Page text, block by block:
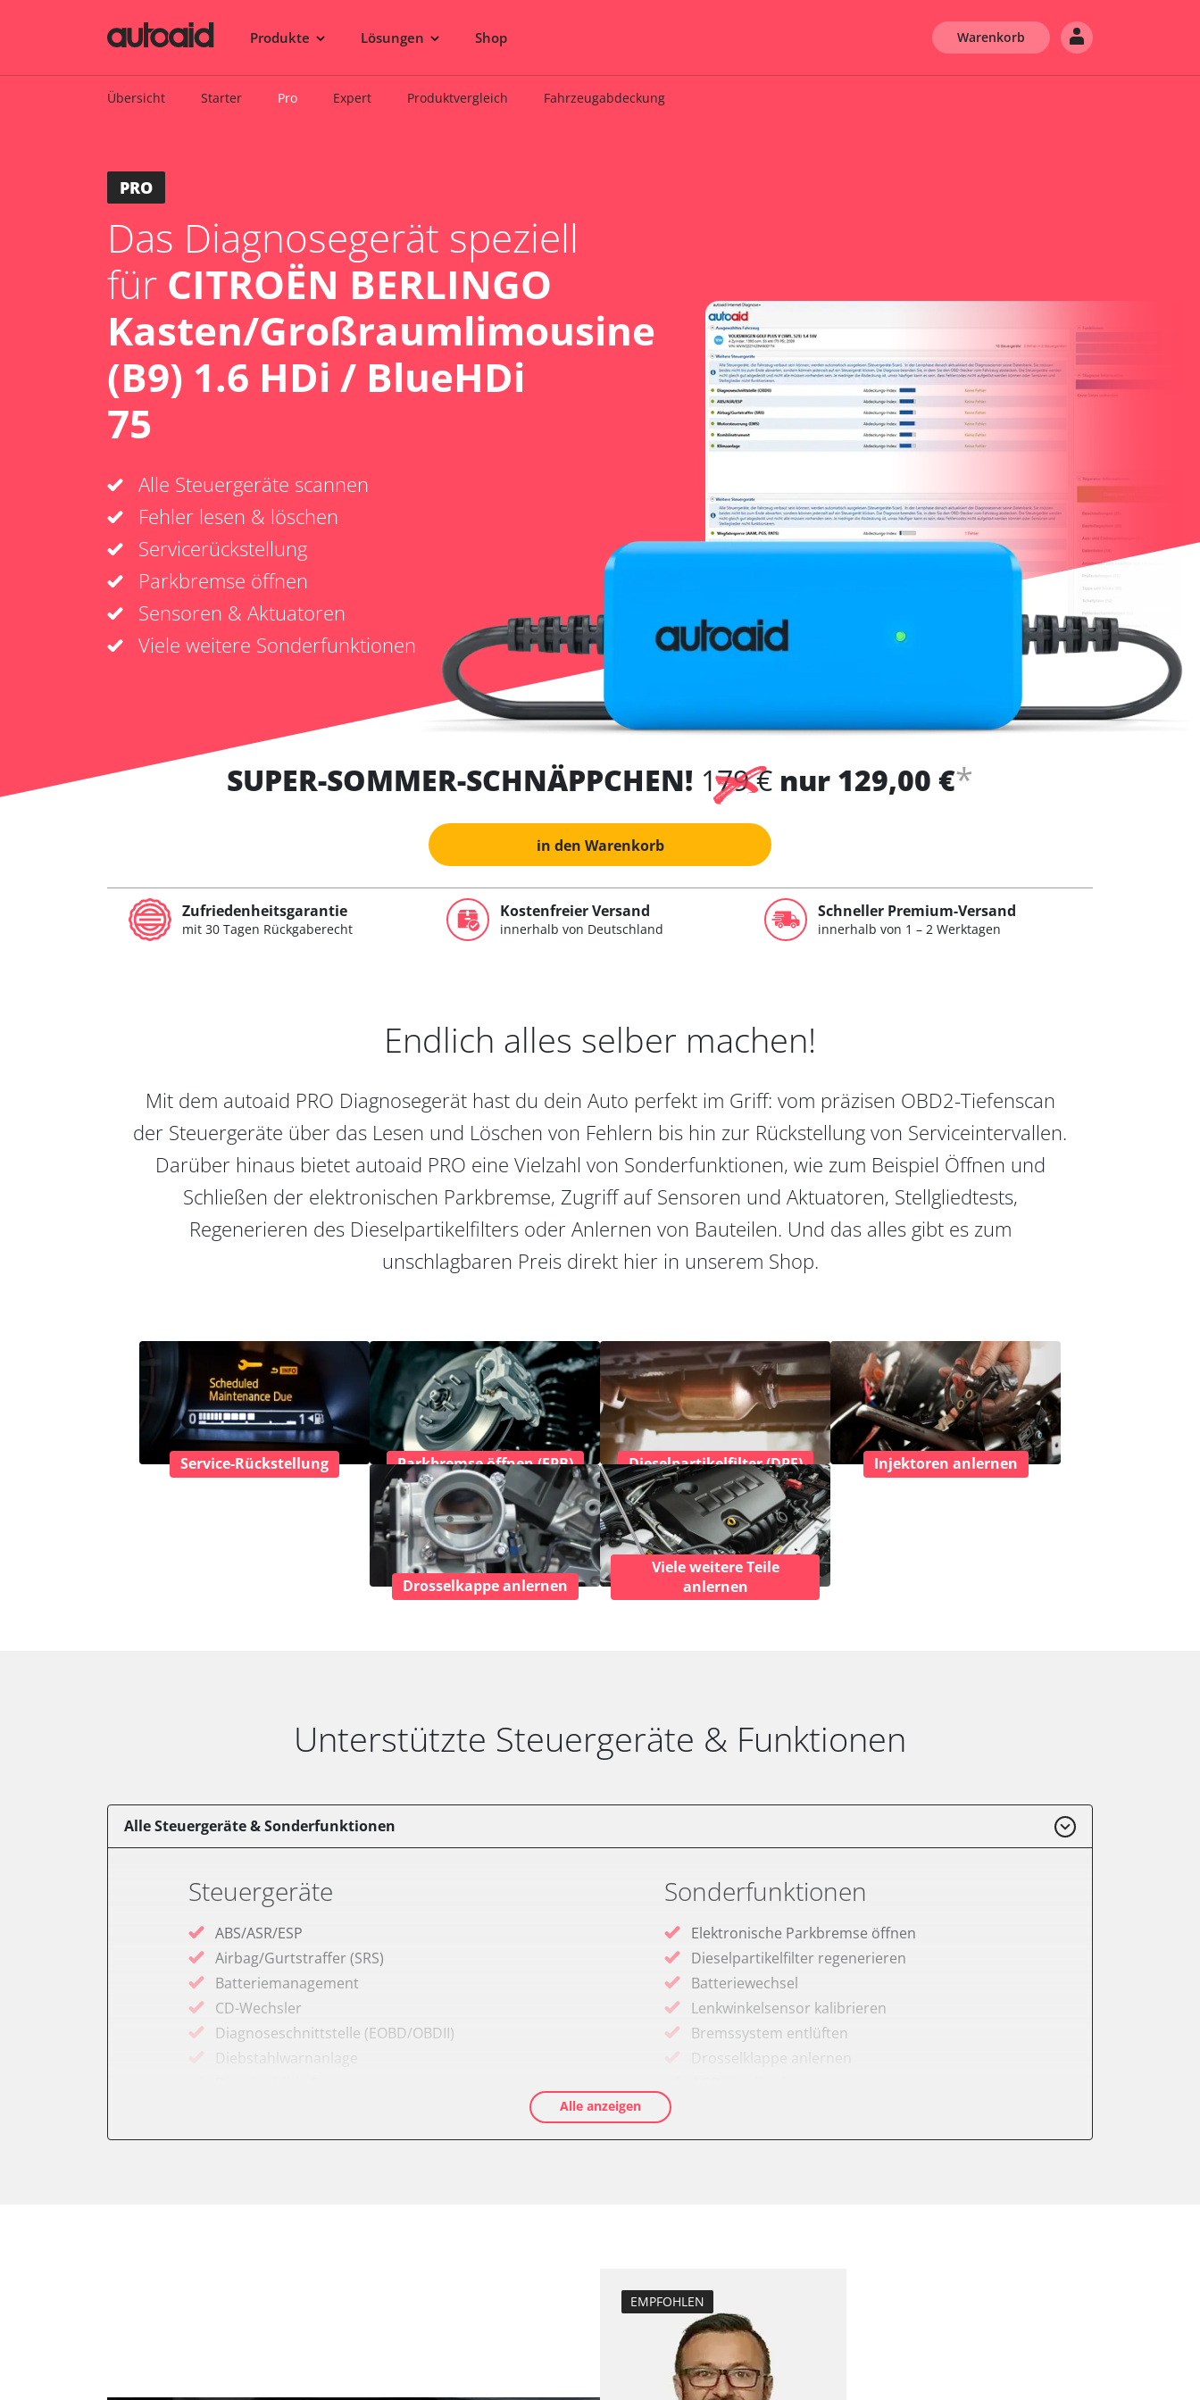
Produkte Lösungen Shop Warenkorb
Übersicht Starter Pro Expert Produktvergleich Fahrzeugabdeckung
PRO
Das Diagnosegerät speziell
für CITROËN BERLINGO
Kasten/Großraumlimousine
(B9) 1.6 HDi / BlueHDi
75
Alle Steuergeräte scannen
Fehler lesen & löschen
Servicerückstellung
Parkbremse öffnen
Sensoren & Aktuatoren
Viele weitere Sonderfunktionen
SUPER-SOMMER-SCHNÄPPCHEN! 179 € nur 129,00 €*
in den Warenkorb
Zufriedenheitsgarantie
mit 30 Tagen Rückgaberecht
Kostenfreier Versand
innerhalb von Deutschland
Schneller Premium-Versand
innerhalb von 1 – 2 Werktagen
Endlich alles selber machen!
Mit dem autoaid PRO Diagnosegerät hast du dein Auto perfekt im Griff: vom präzisen OBD2-Tiefenscan
der Steuergeräte über das Lesen und Löschen von Fehlern bis hin zur Rückstellung von Serviceintervallen.
Darüber hinaus bietet autoaid PRO eine Vielzahl von Sonderfunktionen, wie zum Beispiel Öffnen und
Schließen der elektronischen Parkbremse, Zugriff auf Sensoren und Aktuatoren, Stellgliedtests,
Regenerieren des Dieselpartikelfilters oder Anlernen von Bauteilen. Und das alles gibt es zum
unschlagbaren Preis direkt hier in unserem Shop.
Service-Rückstellung Parkbremse öffnen (EPB) Dieselpartikelfilter (DPF) Injektoren anlernen
Drosselkappe anlernen
Viele weitere Teile
anlernen
Unterstützte Steuergeräte & Funktionen
Alle Steuergeräte & Sonderfunktionen
Steuergeräte
ABS/ASR/ESP
Airbag/Gurtstraffer (SRS)
Batteriemanagement
CD-Wechsler
Diagnoseschnittstelle (EOBD/OBDII)
Diebstahlwarnanlage
Sonderfunktionen
Elektronische Parkbremse öffnen
Dieselpartikelfilter regenerieren
Batteriewechsel
Lenkwinkelsensor kalibrieren
Bremssystem entlüften
Drosselklappe anlernen
Elektronische Parkbremse schließen
ESP test
Grundeinstellung
Hochdruckpumpe Initialisierung
Alle anzeigen
EMPFOHLEN